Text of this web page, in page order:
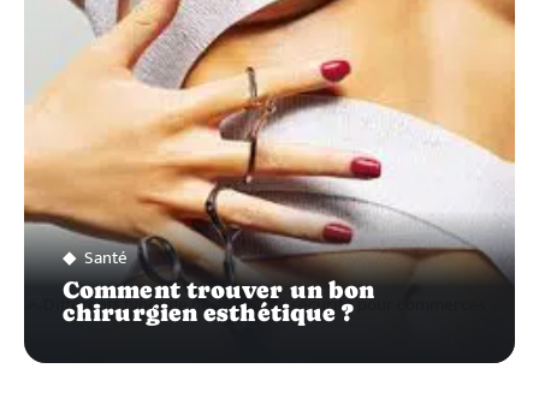
Santé
Comment trouver un bon
chirurgien esthétique ?